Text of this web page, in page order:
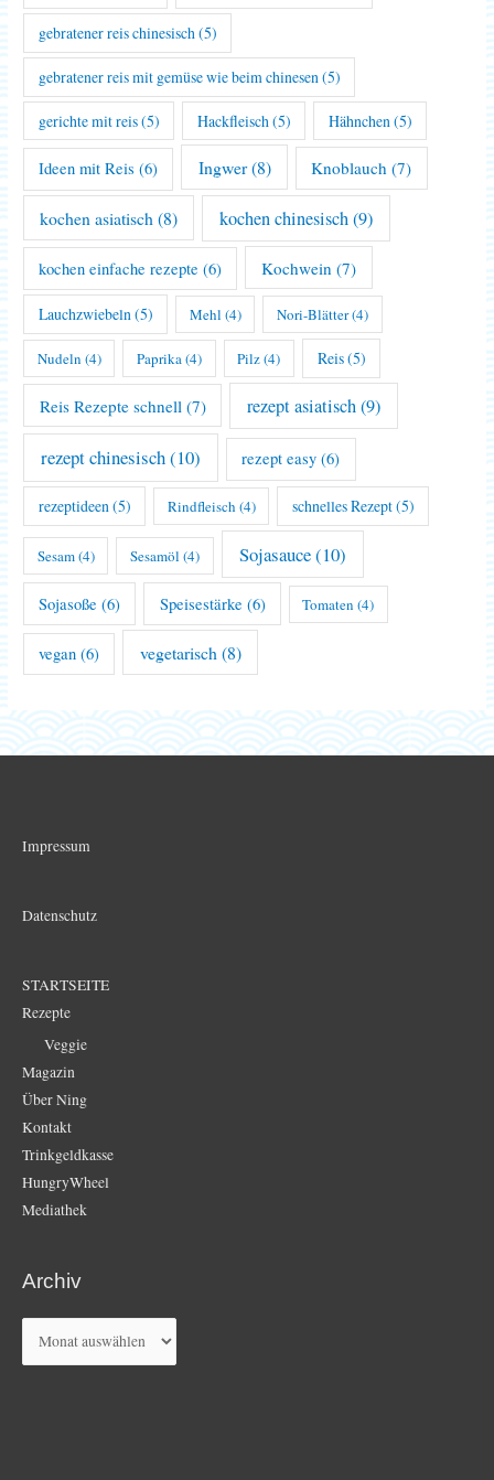
gebratener reis chinesisch (5)
gebratener reis mit gemüse wie beim chinesen (5)
gerichte mit reis(5) Hackfleisch (5) Hähnchen (5)
Ideen mit Reis (6) Ingwer(8) Knoblauch (7)
kochen asiatisch (8) kochen chinesisch(9)
kochen einfache rezepte (6) Kochwein (7)
Lauchzwiebeln(5) Mehl (4) Nori-Blätter(4)
Nudeln (4) Paprika(4) Pilz(4) Reis(5)
Reis Rezepte schnell (7) rezept asiatisch(9)
rezept chinesisch(10) rezept easy (6)
rezeptideen (5) Rindfleisch (4) schnelles Rezept(5)
Sesam(4) Sesamöl (4) Sojasauce(10)
Sojasoße (6) Speisestärke (6) Tomaten (4)
vegan (6) vegetarisch (8)
Impressum
Datenschutz
STARTSEITE
Rezepte
Veggie
Magazin
Über Ning
Kontakt
Trinkgeldkasse
HungryWheel
Mediathek
Archiv